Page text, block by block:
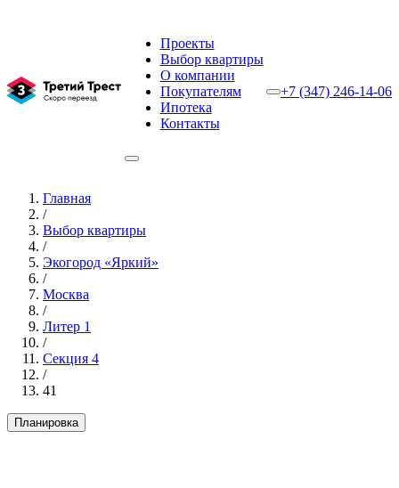
Проекты
Выбор квартиры
О компании
Покупателям
Ипотека
Контакты
+7 (347) 246-14-06
Главная
/
Выбор квартиры
/
Экогород «Яркий»
/
Москва
/
Литер 1
/
Секция 4
/
41
Планировка